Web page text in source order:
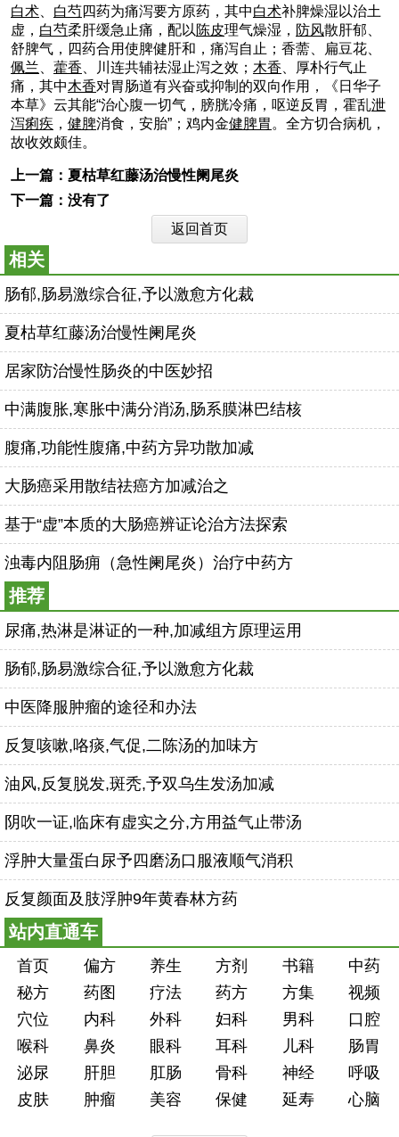
白术
白芍四药为痛泻要方原药，其中白术补脾燥湿以治土
虚， 白芍柔肝缓急止痛，配以 陈皮理气燥湿， 防风散肝郁、
舒脾气，四药合用使脾健肝和，痛泻自止；香薷、扁豆花、
佩兰
藿香 、川连共辅祛湿止泻之效； 木香 、厚朴行气止
痛，其中木香对胃肠道有兴奋或抑制的双向作用，《日华子
本草》云其能“治心腹一切气，膀胱冷痛，呕逆反胃，霍乱泄
泻痢疾 ， 健脾消食，安胎”；鸡内金健脾胃 。全方切合病机，
故收效颇佳。
上一篇： 夏枯草红藤汤治慢性阑尾炎
下一篇：没有了
返回首页
相关
肠郁,肠易激综合征,予以激愈方化裁
夏枯草红藤汤治慢性阑尾炎
居家防治慢性肠炎的中医妙招
中满腹胀,寒胀中满分消汤,肠系膜淋巴结核
腹痛,功能性腹痛,中药方异功散加减
大肠癌采用散结祛癌方加减治之
基于“虚”本质的大肠癌辨证论治方法探索
浊毒内阻肠痈（急性阑尾炎）治疗中药方
推荐
尿痛,热淋是淋证的一种,加减组方原理运用
肠郁,肠易激综合征,予以激愈方化裁
中医降服肿瘤的途径和办法
反复咳嗽,咯痰,气促,二陈汤的加味方
油风,反复脱发,斑秃,予双乌生发汤加减
阴吹一证,临床有虚实之分,方用益气止带汤
浮肿大量蛋白尿予四磨汤口服液顺气消积
反复颜面及肢浮肿9年黄春林方药
站内直通车
首页 偏方 养生 方剂 书籍
中药
秘方
药图 疗法 药方 方集
视频
穴位
内科 外科 妇科 男科
口腔
喉科
鼻炎 眼科 耳科 儿科
肠胃
泌尿
肝胆 肛肠 骨科 神经
呼吸
皮肤
肿瘤 美容 保健 延寿 心脑